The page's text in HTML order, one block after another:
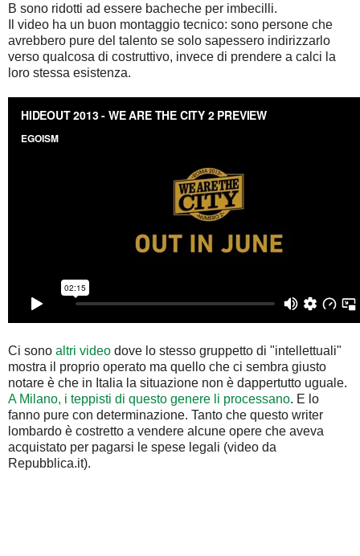
B sono ridotti ad essere bacheche per imbecilli.
Il video ha un buon montaggio tecnico: sono persone che
avrebbero pure del talento se solo sapessero indirizzarlo
verso qualcosa di costruttivo, invece di prendere a calci la
loro stessa esistenza.
Ci sono altri video dove lo stesso gruppetto di "intellettuali"
mostra il proprio operato ma quello che ci sembra giusto
notare è che in Italia la situazione non è dappertutto uguale.
A Milano, i teppisti di questo genere li processano. E lo
fanno pure con determinazione. Tanto che questo writer
lombardo è costretto a vendere alcune opere che aveva
acquistato per pagarsi le spese legali (video da
Repubblica.it).